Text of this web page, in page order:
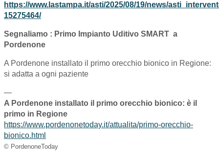
https://www.lastampa.it/asti/2025/08/19/news/
15275464/
Segnaliamo : Primo Impianto Uditivo SMART a
Pordenone
A Pordenone installato il primo orecchio bionico in Regione:
si adatta a ogni paziente
—
A Pordenone installato il primo orecchio bionico: è il
primo in Regione
https://www.pordenonetoday.it/attualita/primo-orecchio-
bionico.html
© PordenoneToday